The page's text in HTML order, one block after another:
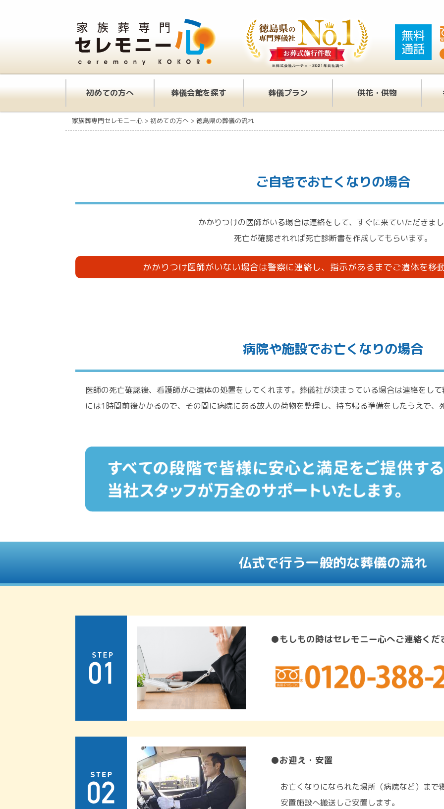
初めての方へ 葬儀会館を探す 葬儀プラン 供花・供物
家族葬専門セレモニー心> 初めての方へ > 徳島県の葬儀の流れ
ご自宅でお亡くなりの場合
かかりつけの医師がいる場合は連絡をして、すぐに来ていただきま
死亡が確認されれば死亡診断書を作成してもらいます。
かかりつけ医師がいない場合は警察に連絡し、指示があるまでご遺体を移
病院や施設でお亡くなりの場合
医師の死亡確認後、看護師がご遺体の処置をしてくれます。葬儀社が決まっている場合は連絡をし
には1時間前後かかるので、その間に病院にある故人の荷物を整理し、持ち帰る準備をしたうえで、
仏式で行う一般的な葬儀の流れ
●もしもの時はセレモニー心へご連絡くだ
●お迎え・安置
お亡くなりになられた場所（病院など）ま
安置施設へ搬送しご安置します。